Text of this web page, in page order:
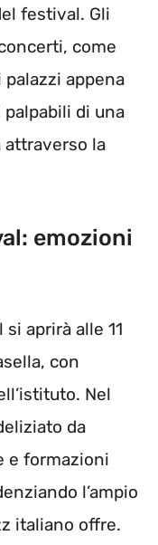
festival. Gli
come
appena
di una
attraverso la
emozioni
aprirà alle 11
con
Nel
da
e formazioni
l’ampio
italiano offre.